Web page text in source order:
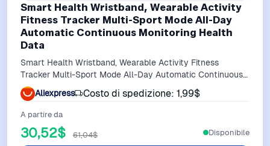
Smart Health Wristband, Wearable Activity
Fitness Tracker Multi-Sport Mode All-Day
Automatic Continuous Monitoring Health
Data
Smart Health Wristband, Wearable Activity Fitness
Tracker Multi-Sport Mode All-Day Automatic Continuous
Monitoring Health Data
Aliexpress Costo di spedizione: 1,99$
A partire da
30,52$ 61,04$ Disponibile